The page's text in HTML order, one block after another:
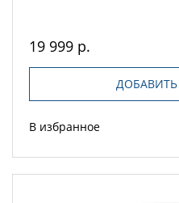
19 999 р.
В избранное